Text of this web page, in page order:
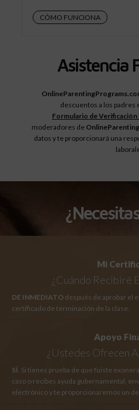
CÓMO FUNCIONA
Asistencia
descuentos a los padres
Formulario de Verificación
moderadores de
datos y te proporcionará una
Mi
¿Cuándo Recibiré
DE INMEDIATO después de aprobar el
certificado de terminación de la clase.
Apoyo
¿Ustedes Ofrecen
SÍ. Si tienes prueba de que fuiste
caso o recibes ayuda gubernamental,
electrónico y te proporcionaremos un